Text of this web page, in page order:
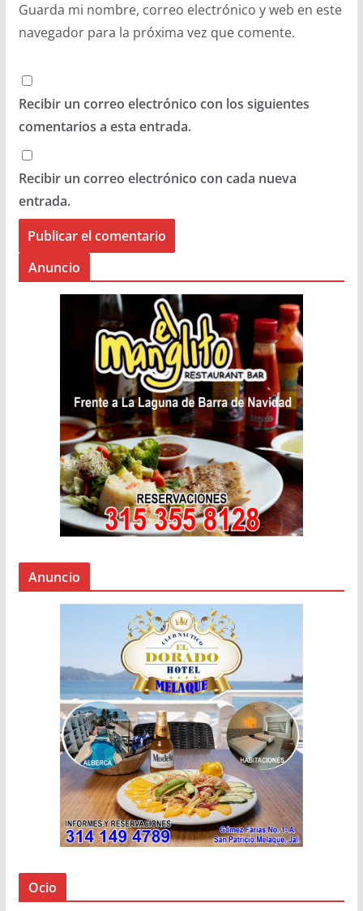
Guarda mi nombre, correo electrónico y web en este
navegador para la próxima vez que comente.
Recibir un correo electrónico con los siguientes
comentarios a esta entrada.
Recibir un correo electrónico con cada nueva
entrada.
Anuncio
Anuncio
Ocio